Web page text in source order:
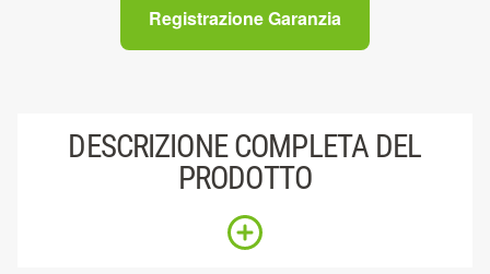
Registrazione Garanzia
DESCRIZIONE COMPLETA DEL
PRODOTTO